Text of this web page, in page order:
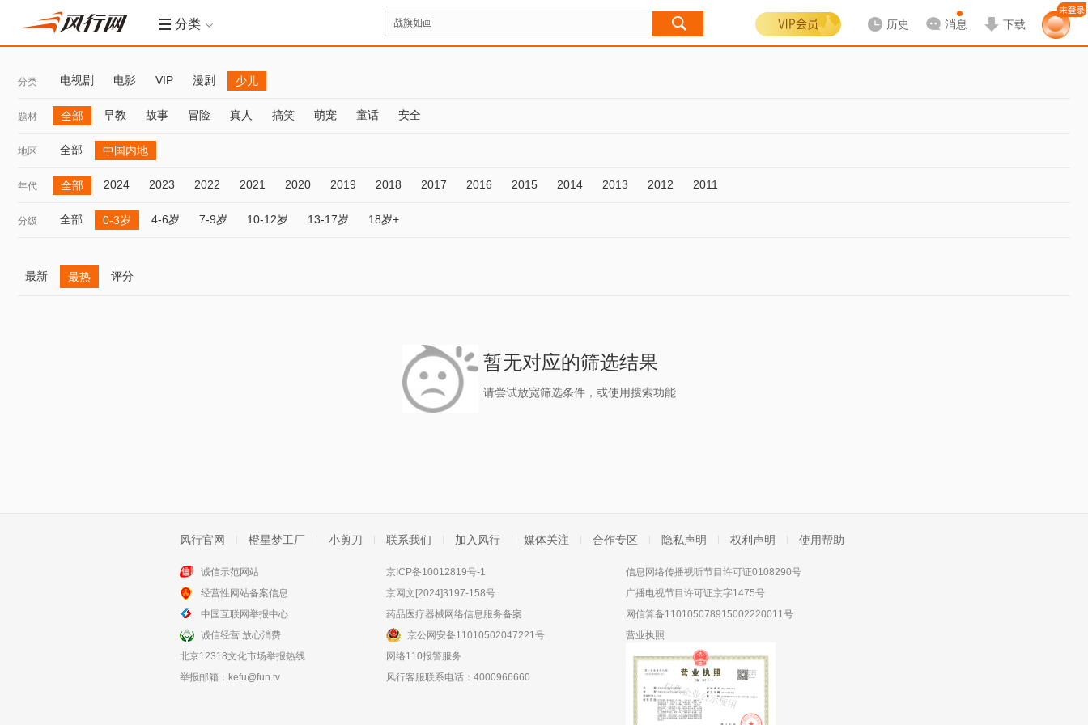
分类 历史 消息 下载
分类 电视剧 电影 VIP 漫剧 少儿
题材 全部 早教 故事 冒险 真人 搞笑 萌宠 童话 安全
地区 全部 中国内地
年代 全部 2024 2023 2022 2021 2020 2019 2018 2017 2016 2015 2014 2013 2012 2011
分级 全部 0-3岁 4-6岁 7-9岁 10-12岁 13-17岁 18岁+
最新 最热 评分
暂无对应的筛选结果
请尝试放宽筛选条件，或使用搜索功能
风行官网 橙星梦工厂 小剪刀 联系我们 加入风行 媒体关注 合作专区 隐私声明 权利声明 使用帮助
诚信示范网站
经营性网站备案信息
中国互联网举报中心
诚信经营 放心消费
北京12318文化市场举报热线
举报邮箱： kefu@fun.tv
京ICP备10012819号-1
京网文[2024]3197-158号
药品医疗器械网络信息服务备案
京公网安备11010502047221号
网络110报警服务
风行客服联系电话：4000966660
信息网络传播视听节目许可证0108290号
广播电视节目许可证京字1475号
网信算备110105078915002220011号
营业执照